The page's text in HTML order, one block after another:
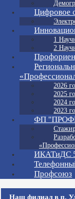
Цифровое
1
2
2026
2025
2024
2023
ФП
ИКАТиДС
Профсоюз
Наш филиал в п.